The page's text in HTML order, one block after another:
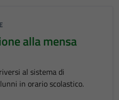
alla mensa
al sistema di
in orario scolastico.